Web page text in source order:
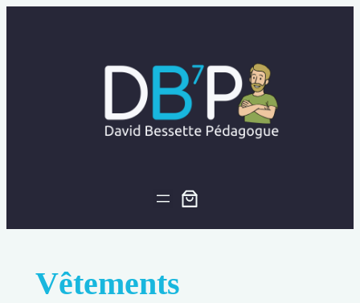
Vêtements